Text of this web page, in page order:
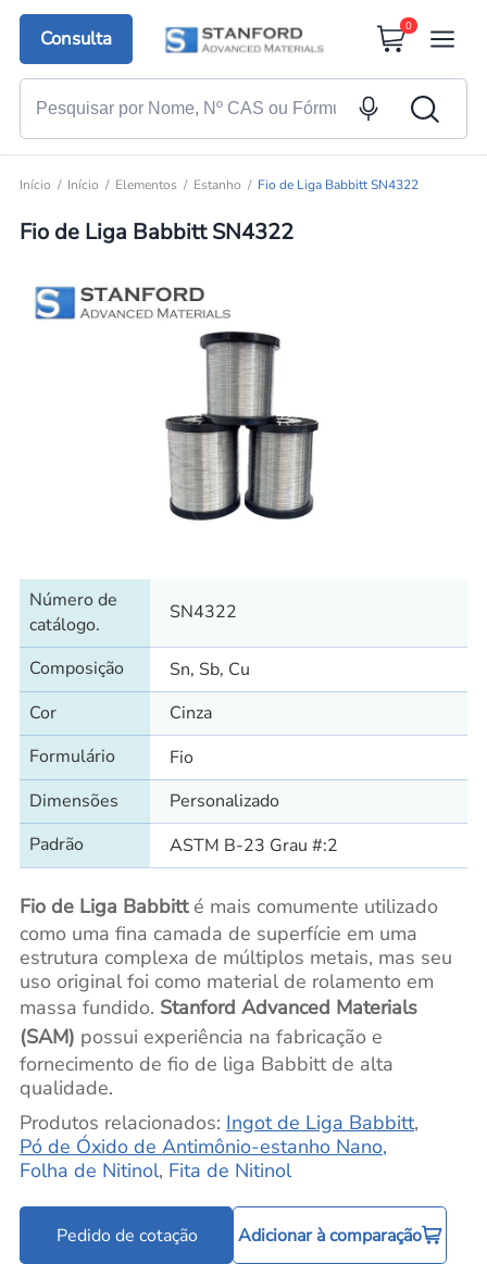
Consulta
0
Início Início Elementos Estanho Fio de Liga Babbitt SN4322
Fio de Liga Babbitt SN4322
Número de
catálogo.
SN4322
Composição
Sn, Sb, Cu
Cor
Cinza
Formulário
Fio
Dimensões
Personalizado
Padrão
ASTM B-23 Grau #:2
Fio de Liga Babbitté mais comumente utilizado
como uma fina camada de superfície em uma
estrutura complexa de múltiplos metais, mas seu
uso original foi como material de rolamento em
massa fundido. Stanford Advanced Materials
(SAM) possui experiência na fabricação e
fornecimento de fio de liga Babbitt de alta
qualidade.
Produtos relacionados: Ingot de Liga Babbitt,
Pó de Óxido de Antimônio-estanho Nano,
Folha de Nitinol, Fita de Nitinol
Pedido de cotação Adicionar à comparação